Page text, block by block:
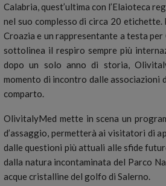
Calabria, quest’ultima con l’Elaioteca
nel suo complesso di circa 20
Croazia e un rappresentante a testa
sottolinea il respiro sempre più
dopo un solo anno di storia,
momento di incontro dalle
comparto.
OlivitalyMed mette in scena un
d’assaggio, permetterà ai visitatori di
dalle questioni più attuali alle sfide
dalla natura incontaminata del Parco
acque cristalline del golfo di Salerno.